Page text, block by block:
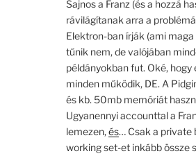
Sajnos a Franz (és a hozzá
rávilágítanak arra a
Elektron-ban írják (ami maga
tűnik nem, de valójában
példányokban fut. Oké, hogy
minden működik, DE. A
és kb. 50mb memóriát
Ugyanennyi accounttal a
lemezen,és… Csak a private
working set-et inkább össze